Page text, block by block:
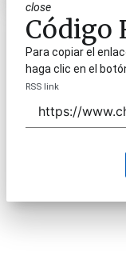
close
Código
Para copiar el
haga clic en el
RSS link